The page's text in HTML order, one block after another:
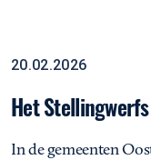
Analyse
20.02.2026
Het
In de gemeenten